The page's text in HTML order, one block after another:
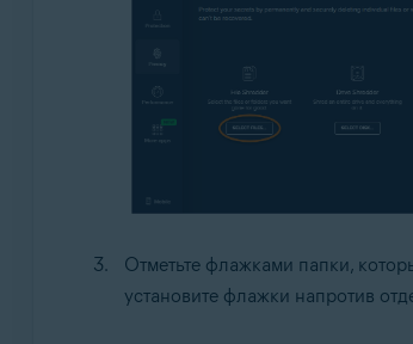
Отметьте флажками папки,
установите флажки напротив